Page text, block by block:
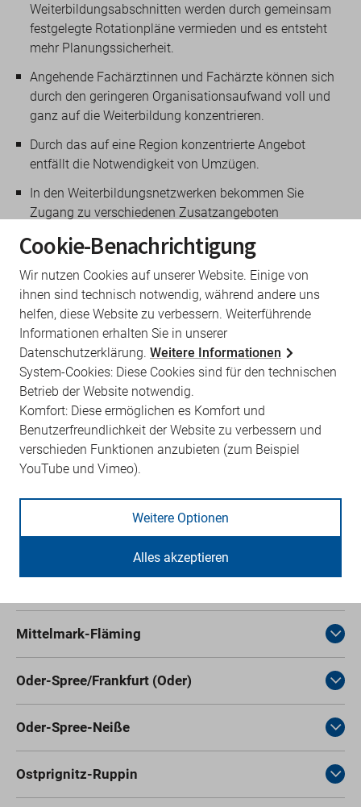
Weiterbildungsabschnitten werden durch gemeinsam
festgelegte Rotationpläne vermieden und es entsteht
mehr Planungssicherheit.
Angehende Fachärztinnen und Fachärzte können sich
durch den geringeren Organisationsaufwand voll und
ganz auf die Weiterbildung konzentrieren.
Durch das auf eine Region konzentrierte Angebot
entfällt die Notwendigkeit von Umzügen.
In den Weiterbildungsnetzwerken bekommen Sie
Zugang zu verschiedenen Zusatzangeboten
Unterstützung bei Kinderbetreuung und
Wohnplatzsuche, Mobilitätsangebote, etc.).
Unten aufgeführt finden Sie alle
Weiterbildungsnetzwerke in Brandenburg mit
sämtlichen Detailinformationen und Kontaktdaten.
Brandenburg a. d. Havel
Dahme-Spreewald
Lübben-Lübbenau
Mittelmark-Fläming
Oder-Spree/Frankfurt (Oder)
Oder-Spree-Neiße
Ostprignitz-Ruppin
Cookie-Benachrichtigung
Wir nutzen Cookies auf unserer Website. Einige von
ihnen sind technisch notwendig, während andere uns
helfen, diese Website zu verbessern. Weiterführende
Informationen erhalten Sie in unserer
Datenschutzerklärung. Weitere Informationen
System-Cookies: Diese Cookies sind für den technischen
Betrieb der Website notwendig.
Komfort: Diese ermöglichen es Komfort und
Benutzerfreundlichkeit der Website zu verbessern und
verschieden Funktionen anzubieten (zum Beispiel
YouTube und Vimeo).
Weitere Optionen
Alles akzeptieren